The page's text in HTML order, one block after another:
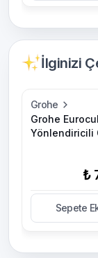
İlginizi
Grohe
Grohe
Yönlendiricili
₺
Sepete